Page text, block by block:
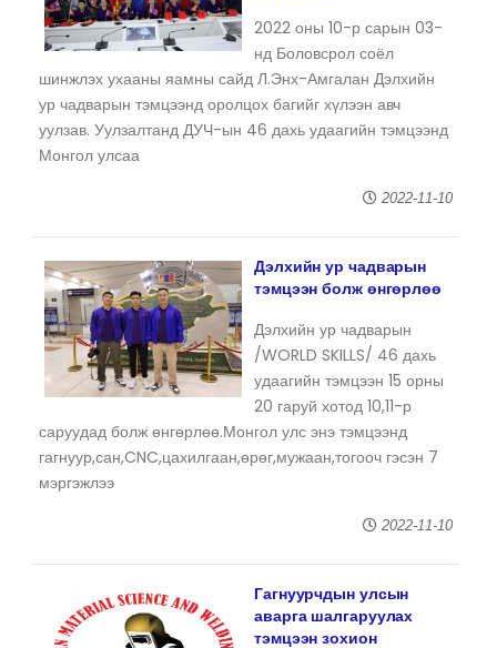
2022 оны 10-р сарын 03-
нд Боловсрол соёл
шинжлэх ухааны яамны сайд Л.Энх-Амгалан Дэлхийн
ур чадварын тэмцээнд оролцох багийг хүлээн авч
уулзав. Уулзалтанд ДУЧ-ын 46 дахь удаагийн тэмцээнд
Монгол улсаа
2022-11-10
Дэлхийн ур чадварын
тэмцээн болж өнгөрлөө
Дэлхийн ур чадварын
/WORLD SKILLS/ 46 дахь
удаагийн тэмцээн 15 орны
20 гаруй хотод 10,11-р
саруудад болж өнгөрлөө.Монгол улс энэ тэмцээнд
гагнуур,сан,CNC,цахилгаан,өрөг,мужаан,тогооч гэсэн 7
мэргэжлээ
2022-11-10
Гагнуурчдын улсын
аварга шалгаруулах
тэмцээн зохион